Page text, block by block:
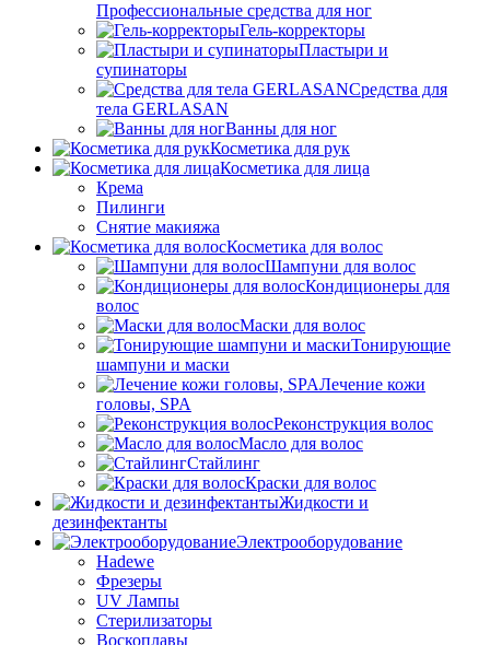
Профессиональные средства для ног
Гель-корректоры
Пластыри и
супинаторы
Средства для
тела GERLASAN
Ванны для ног
Косметика для рук
Косметика для лица
Крема
Пилинги
Снятие макияжа
Косметика для волос
Шампуни для волос
Кондиционеры для
волос
Маски для волос
Тонирующие
шампуни и маски
Лечение кожи
головы, SPA
Реконструкция волос
Масло для волос
Стайлинг
Краски для волос
Жидкости и
дезинфектанты
Электрооборудование
Hadewe
Фрезеры
UV Лампы
Стерилизаторы
Воскоплавы